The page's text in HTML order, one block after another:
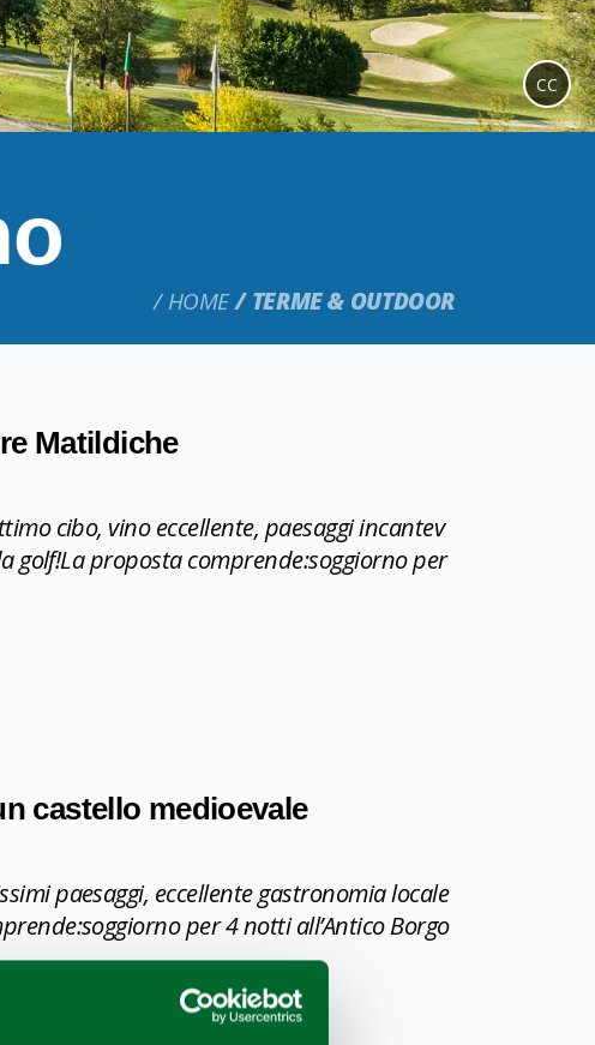
HOME TERME & OUTDOOR
CC
Matildiche
cibo, vino eccellente, paesaggi incantev
golf!La proposta comprende:soggiorno per
castello medioevale
paesaggi, eccellente gastronomia locale
per 4 notti all’Antico Borgo